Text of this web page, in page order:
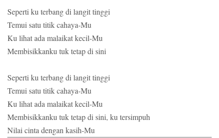
Seperti ku terbang di langit tinggi
Temui satu titik cahaya-Mu
Ku lihat ada malaikat kecil-Mu
Membisikkanku tuk tetap di sini
Seperti ku terbang di langit tinggi
Temui satu titik cahaya-Mu
Ku lihat ada malaikat kecil-Mu
Membisikkanku tuk tetap di sini, ku tersimpuh
Nilai cinta dengan kasih-Mu